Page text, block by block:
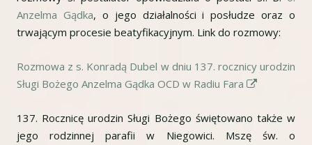
Anzelma Gądka, o jego działalności i posłudze oraz o
trwającym procesie beatyfikacyjnym. Link do rozmowy:
Rozmowa z s. Konradą Dubel w dniu 137. rocznicy urodzin
Sługi Bożego Anzelma Gądka OCD w Radiu Fara
się
w
137. Rocznicę urodzin Sługi Bożego świętowano także w
jego rodzinnej parafii w Niegowici. Mszę św. o